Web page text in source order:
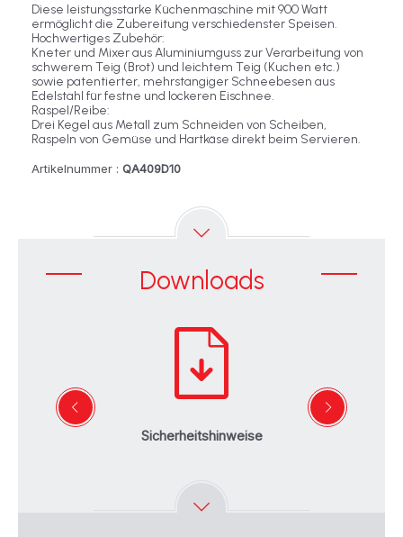
Diese leistungsstarke Küchenmaschine mit 900 Watt
ermöglicht die Zubereitung verschiedenster Speisen.
Hochwertiges Zubehör:
Kneter und Mixer aus Aluminiumguss zur Verarbeitung von
schwerem Teig (Brot) und leichtem Teig (Kuchen etc.)
sowie patentierter, mehrstangiger Schneebesen aus
Edelstahl für festne und lockeren Eischnee.
Raspel/Reibe:
Drei Kegel aus Metall zum Schneiden von Scheiben,
Raspeln von Gemüse und Hartkäse direkt beim Servieren.
Artikelnummer : QA409D10
Downloads
Sicherheitshinweise